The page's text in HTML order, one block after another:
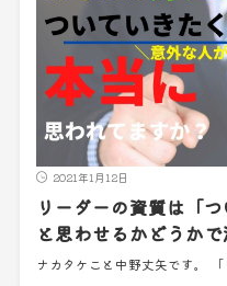
2021年1月12日
リーダーの資質は「
と思わせるかどうかで
ナカタケこと中野丈矢です。